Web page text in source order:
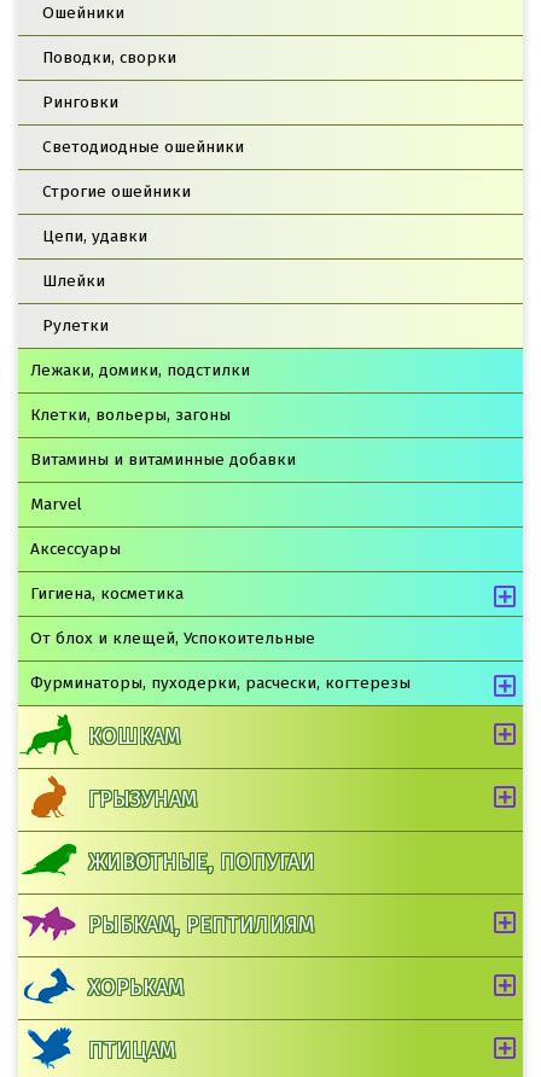
Ошейники
Поводки, сворки
Ринговки
Светодиодные ошейники
Строгие ошейники
Цепи, удавки
Шлейки
Рулетки
Лежаки, домики, подстилки
Клетки, вольеры, загоны
Витамины и витаминные добавки
Marvel
Аксессуары
Гигиена, косметика
От блох и клещей, Успокоительные
Фурминаторы, пуходерки, расчески, когтерезы
КОШКАМ
ГРЫЗУНАМ
ЖИВОТНЫЕ, ПОПУГАИ
РЫБКАМ, РЕПТИЛИЯМ
ХОРЬКАМ
ПТИЦАМ